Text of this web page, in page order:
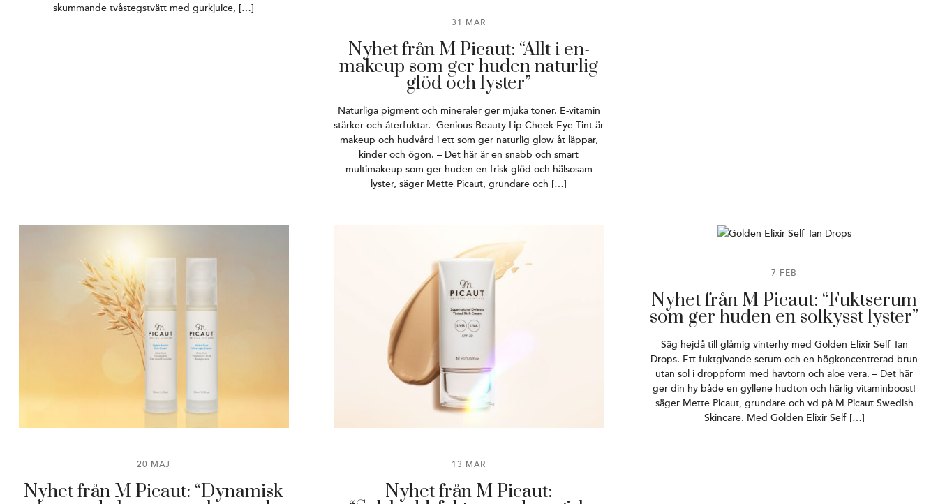
skummande tvåstegstvätt med gurkjuice, […]
31 MAR
Nyhet från M Picaut: “Allt i en-
makeup som ger huden naturlig
glöd och lyster”
Naturliga pigment och mineraler ger mjuka toner. E-vitamin
stärker och återfuktar. Genious Beauty Lip Cheek Eye Tint är
makeup och hudvård i ett som ger naturlig glow åt läppar,
kinder och ögon. – Det här är en snabb och smart
multimakeup som ger huden en frisk glöd och hälsosam
lyster, säger Mette Picaut, grundare och […]
20 MAJ
Nyhet från M Picaut: “Dynamisk
13 MAR
Nyhet från M Picaut:
7 FEB
Nyhet från M Picaut: “Fuktserum
som ger huden en solkysst lyster”
Säg hejdå till glåmig vinterhy med Golden Elixir Self Tan
Drops. Ett fuktgivande serum och en högkoncentrerad brun
utan sol i droppform med havtorn och aloe vera. – Det här
ger din hy både en gyllene hudton och härlig vitaminboost!
säger Mette Picaut, grundare och vd på M Picaut Swedish
Skincare. Med Golden Elixir Self […]